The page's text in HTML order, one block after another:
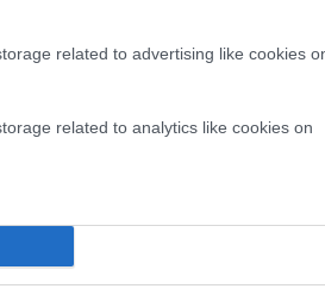
related to advertising like cookies
related to analytics like cookies on